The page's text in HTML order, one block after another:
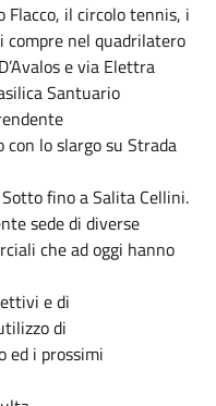
Flacco, il circolo tennis, i
compre nel quadrilatero
e via Elettra
Santuario
lo slargo su Strada
fino a Salita Cellini.
sede di diverse
che ad oggi hanno
e di
di
ed i prossimi